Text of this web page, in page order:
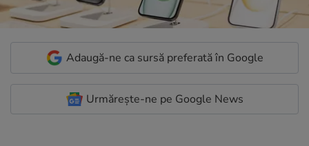
Adaugă-ne ca sursă preferată în Google
Urmărește-ne pe Google News